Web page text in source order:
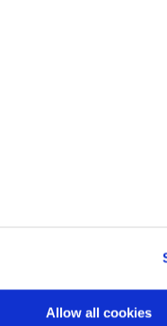
Allow all cookies
producto
clic aquí para ver el gráfico
uso
Rápida